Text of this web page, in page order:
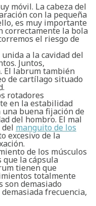
móvil. La cabeza del
con la pequeña
es muy importante
correctamente la bola
el riesgo de
a la cavidad del
Juntos,
El labrum también
de cartílago situado
rotadores
en la estabilidad
buena fijación de
del hombro. El mal
manguito de los
excesivo de la
de los músculos
la cápsula
tienen que
totalmente
son demasiado
frecuencia,